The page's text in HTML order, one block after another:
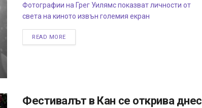
Фотографии на Грег Уилямс показват личности от
света на киното извън големия екран
READ MORE
Фестивалът в Кан се открива днес